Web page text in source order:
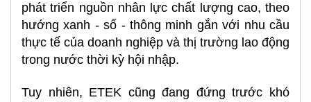
phát triển nguồn nhân lực chất lượng cao, theo
hướng xanh - số - thông minh gắn với nhu cầu
thực tế của doanh nghiệp và thị trường lao động
trong nước thời kỳ hội nhập.
Tuy nhiên, ETEK cũng đang đứng trước khó